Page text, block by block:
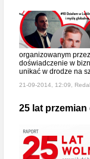
organizowanym
doświadczenie w
unikać w drodze na
21-09-2014, 12:09,
25 lat